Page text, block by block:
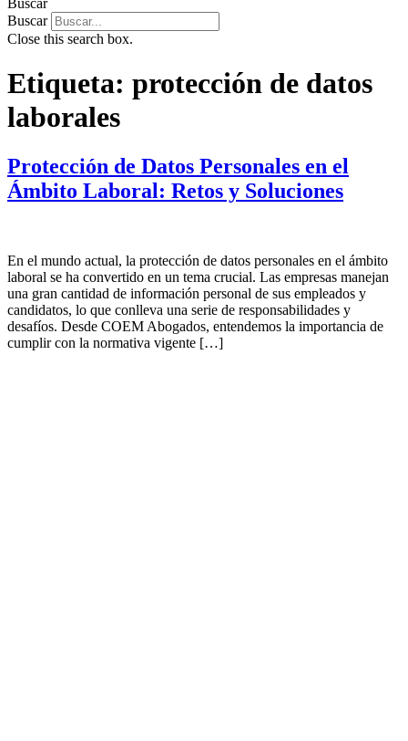
Buscar
Buscar
Close this search box.
Etiqueta: protección de datos
laborales
Protección de Datos Personales en el
Ámbito Laboral: Retos y Soluciones
En el mundo actual, la protección de datos personales en el ámbito
laboral se ha convertido en un tema crucial. Las empresas manejan
una gran cantidad de información personal de sus empleados y
candidatos, lo que conlleva una serie de responsabilidades y
desafíos. Desde COEM Abogados, entendemos la importancia de
cumplir con la normativa vigente […]